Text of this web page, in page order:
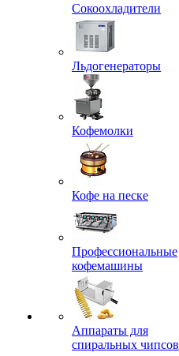
Сокоохладители
Льдогенераторы
Кофемолки
Кофе на песке
Профессиональные
кофемашины
Аппараты для
спиральных чипсов